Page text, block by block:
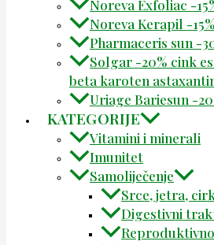
Noreva Exfoliac -
Noreva Kerapil -
Pharmaceris sun -
Solgar -20% cink
beta karoten
Uriage Bariesun -
KATEGORIJE
Vitamini i minerali
Imunitet
Samoliječenje
Srce, jetra,
Digestivni